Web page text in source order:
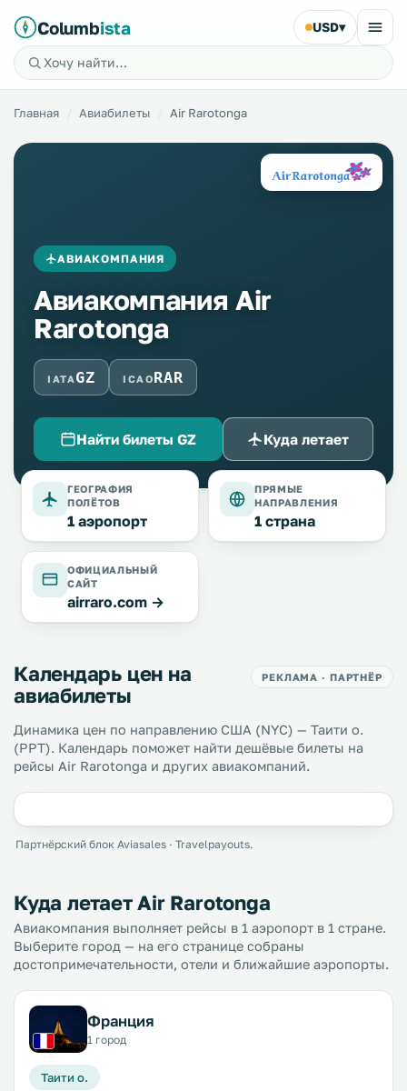
Columbista USD▾
Главная Авиабилеты Air Rarotonga
АВИАКОМПАНИЯ
Авиакомпания Air
Rarotonga
IATA GZ ICAORAR
Найти билеты GZ Куда летает
ГЕОГРАФИЯ
ПОЛЁТОВ
1 аэропорт
ПРЯМЫЕ
НАПРАВЛЕНИЯ
1 страна
ОФИЦИАЛЬНЫЙ
САЙТ
airraro.com →
Календарь цен на
авиабилеты
РЕКЛАМА · ПАРТНЁР
Динамика цен по направлению США (NYC) — Таити о.
(PPT). Календарь поможет найти дешёвые билеты на
рейсы Air Rarotonga и других авиакомпаний.
Партнёрский блок Aviasales · Travelpayouts.
Куда летает Air Rarotonga
Авиакомпания выполняет рейсы в 1 аэропорт в 1 стране.
Выберите город — на его странице собраны
достопримечательности, отели и ближайшие аэропорты.
Франция
1 город
Таити о.